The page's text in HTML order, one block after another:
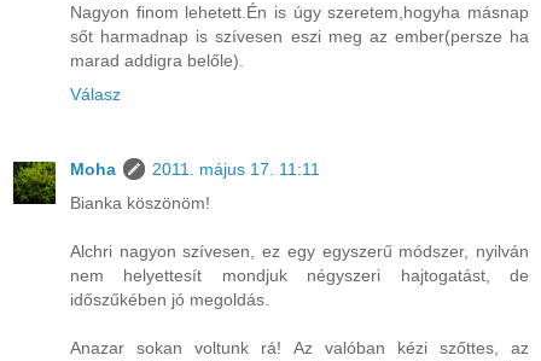
Nagyon finom lehetett.Én is úgy szeretem,hogyha másnap
sőt harmadnap is szívesen eszi meg az ember(persze ha
marad addigra belőle).
Válasz
Moha
2011. május 17. 11:11
Bianka köszönöm!
Alchri nagyon szívesen, ez egy egyszerű módszer, nyilván
nem helyettesít mondjuk négyszeri hajtogatást, de
időszűkében jó megoldás.
Anazar sokan voltunk rá! Az valóban kézi szőttes, az